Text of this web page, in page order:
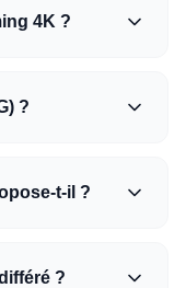
4K ?
?
t-il ?
?